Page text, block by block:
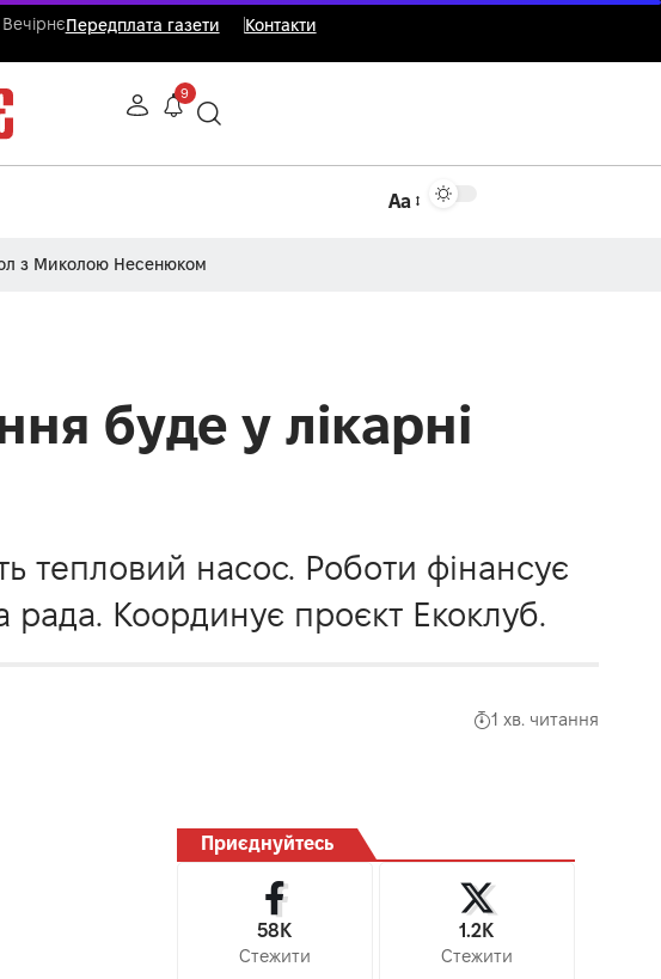
ВечірнєПередплата газети Контакти
9
Аа
з Миколою Несенюком
буде у лікарні
тепловий насос. Роботи фінансує
рада. Координує проєкт Екоклуб.
1 хв. читання
Приєднуйтесь
58K
Стежити
1.2K
Стежити